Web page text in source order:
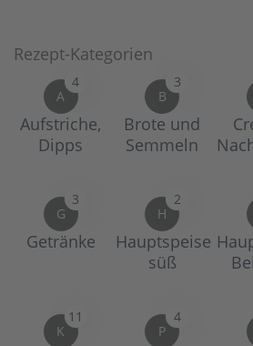
Rezept-Kategorien
A
4
Aufstriche,
Dipps
B
3
Brote und
Semmeln
G
3
Getränke
H
2
Hauptspeise
süß
K
11
P
4